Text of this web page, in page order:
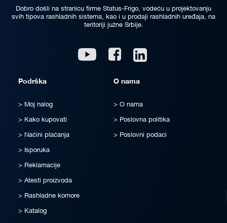
Dobro došli na stranicu firme Status-Frigo, vodeću u projektovanju
svih tipova rashladnih sistema, kao i u prodaji rashladnih uređaja, na
teritoriji južne Srbije.
Youtube Facebook
Podrška
Moj nalog
Kako kupovati
Načini plaćanja
Isporuka
Reklamacije
Atesti proizvoda
Rashladne komore
Katalog
O nama
O nama
Poslovna politika
Poslovni podaci